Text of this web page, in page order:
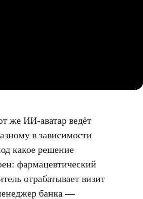
же ИИ-аватар ведёт
в зависимости
какое решение
фармацевтический
отрабатывает визит
банка —